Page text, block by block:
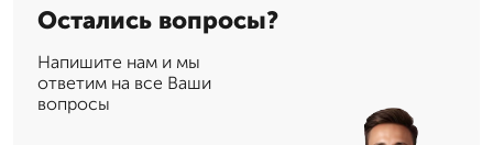
Остались вопросы?
Напишите нам и мы
ответим на все Ваши
вопросы